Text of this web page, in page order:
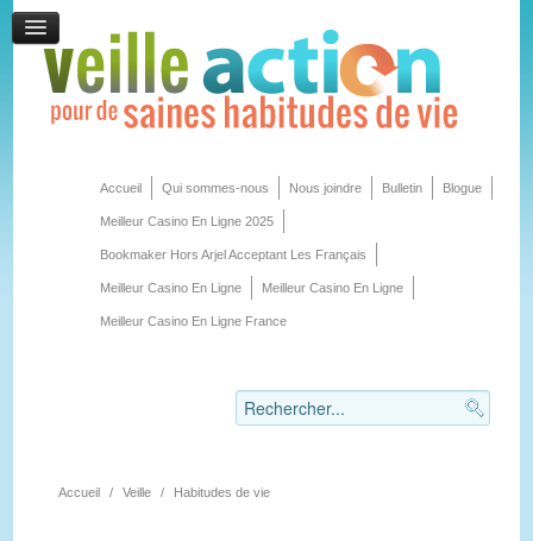
Accueil Qui sommes-nous Nous joindre Bulletin Blogue
Meilleur Casino En Ligne 2025
Bookmaker Hors Arjel Acceptant Les Français
Meilleur Casino En Ligne Meilleur Casino En Ligne
Meilleur Casino En Ligne France
Accueil / Veille / Habitudes de vie